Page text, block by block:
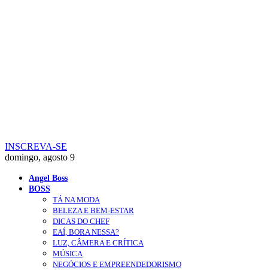
INSCREVA-SE
domingo, agosto 9
Angel Boss
BOSS
TÁ NA MODA
BELEZA E BEM-ESTAR
DICAS DO CHEF
EAÍ, BORA NESSA?
LUZ, CÂMERA E CRÍTICA
MÚSICA
NEGÓCIOS E EMPREENDEDORISMO